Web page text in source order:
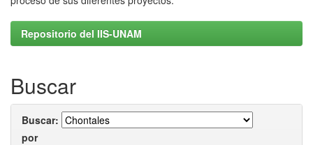
Repositorio del IIS-UNAM
Buscar
Buscar:
por